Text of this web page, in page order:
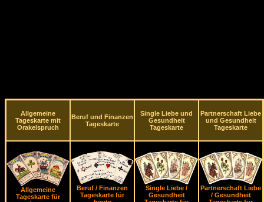
Allgemeine
Tageskarte mit
Orakelspruch
Beruf und Finanzen
Tageskarte
Single Liebe und
Gesundheit
Tageskarte
Partnerschaft Liebe
und Gesundheit
Tageskarte
Allgemeine
Tageskarte für
Beruf / Finanzen
Tageskarte für
Single Liebe /
Gesundheit
Partnerschaft Liebe
/ Gesundheit